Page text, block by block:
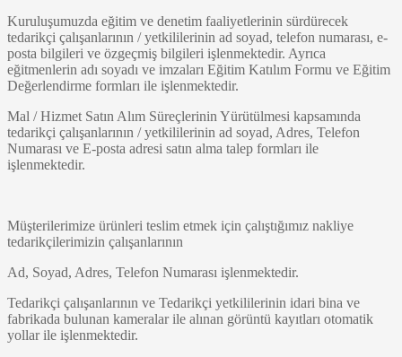
Kuruluşumuzda eğitim ve denetim faaliyetlerinin sürdürecek
tedarikçi çalışanlarının / yetkililerinin ad soyad, telefon numarası, e-
posta bilgileri ve özgeçmiş bilgileri işlenmektedir. Ayrıca
eğitmenlerin adı soyadı ve imzaları Eğitim Katılım Formu ve Eğitim
Değerlendirme formları ile işlenmektedir.
Mal / Hizmet Satın Alım Süreçlerinin Yürütülmesi kapsamında
tedarikçi çalışanlarının / yetkililerinin ad soyad, Adres, Telefon
Numarası ve E-posta adresi satın alma talep formları ile
işlenmektedir.
Müşterilerimize ürünleri teslim etmek için çalıştığımız nakliye
tedarikçilerimizin çalışanlarının
Ad, Soyad, Adres, Telefon Numarası işlenmektedir.
Tedarikçi çalışanlarının ve Tedarikçi yetkililerinin idari bina ve
fabrikada bulunan kameralar ile alınan görüntü kayıtları otomatik
yollar ile işlenmektedir.